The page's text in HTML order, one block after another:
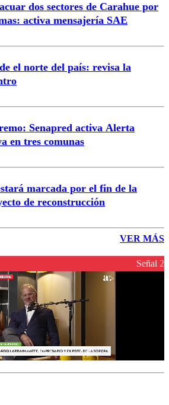
dos sectores de Carahue por
activa mensajería SAE
el norte del país: revisa la
Senapred activa Alerta
en tres comunas
marcada por el fin de la
de reconstrucción
VER MÁS
Señal 2